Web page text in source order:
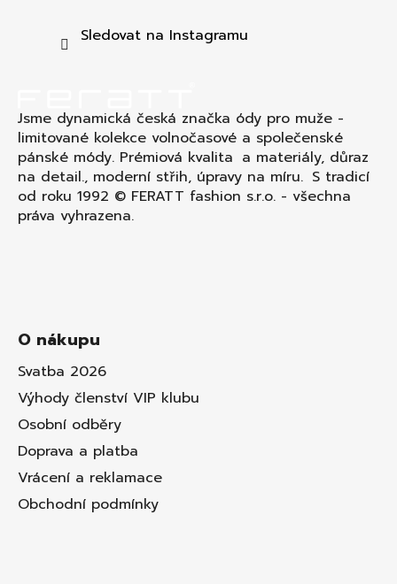
Sledovat na Instagramu
Jsme dynamická česká značka ódy pro muže -
limitované kolekce volnočasové a společenské
pánské módy. Prémiová kvalita a materiály, důraz
na detail., moderní střih, úpravy na míru. S tradicí
od roku 1992 © FERATT fashion s.r.o. - všechna
práva vyhrazena.
O nákupu
Svatba 2026
Výhody členství VIP klubu
Osobní odběry
Doprava a platba
Vrácení a reklamace
Obchodní podmínky